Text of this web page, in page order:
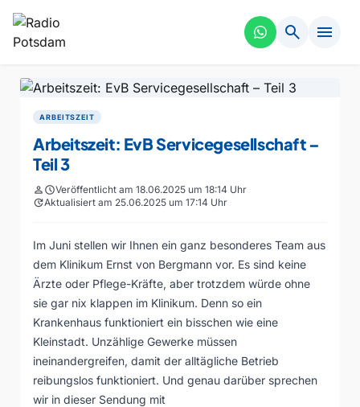
search menu
ARBEITSZEIT
Arbeitszeit: EvB Servicegesellschaft –
Teil 3
personscheduleVeröffentlicht am 18.06.2025 um 18:14 Uhr
updateAktualisiert am 25.06.2025 um 17:14 Uhr
Im Juni stellen wir Ihnen ein ganz besonderes Team aus
dem Klinikum Ernst von Bergmann vor. Es sind keine
Ärzte oder Pflege-Kräfte, aber trotzdem würde ohne
sie gar nix klappen im Klinikum. Denn so ein
Krankenhaus funktioniert ein bisschen wie eine
Kleinstadt. Unzählige Gewerke müssen
ineinandergreifen, damit der alltägliche Betrieb
reibungslos funktioniert. Und genau darüber sprechen
wir in dieser Sendung mit